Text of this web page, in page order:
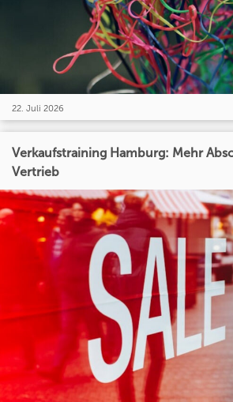
22. Juli 2026
Verkaufstraining Hamburg: Mehr
Vertrieb